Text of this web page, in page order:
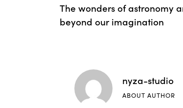
The wonders of astronomy
beyond our imagination
nyza-studio
ABOUT AUTHOR